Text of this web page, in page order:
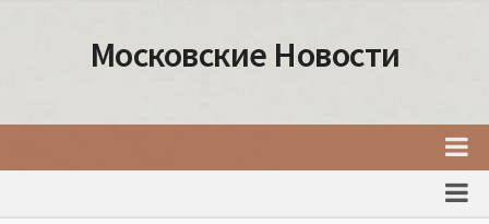
Московские Новости